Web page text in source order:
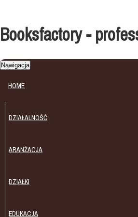
Booksfactory -
Nawigacja
HOME
DZIAŁALNOŚĆ
ARANŻACJA
DZIAŁKI
EDUKACJA